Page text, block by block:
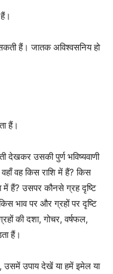
हैं। जातक अविश्वसनिय हो
हैं।
देखकर उसकी पुर्ण भविष्यवाणी
वह किस राशि में हैं? किस
हैं? उसपर कौनसे ग्रह दृष्टि
भाव पर और ग्रहों पर दृष्टि
की दशा, गोचर, वर्षफल,
हैं।
उसमें उपाय देखें या हमें इमेल या